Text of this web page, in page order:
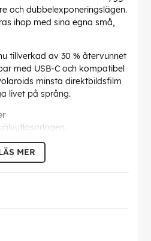
och dubbelexponeringslägen.
ihop med sina egna små,
tillverkad av 30 % återvunnet
med USB-C och kompatibel
minsta direktbildsfilm
livet på språng.
filter.
laddningskabel ingår.
MER